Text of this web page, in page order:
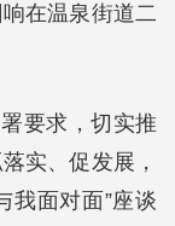
在温泉街道二
要求，切实推
实、促发展，
我面对面”座谈